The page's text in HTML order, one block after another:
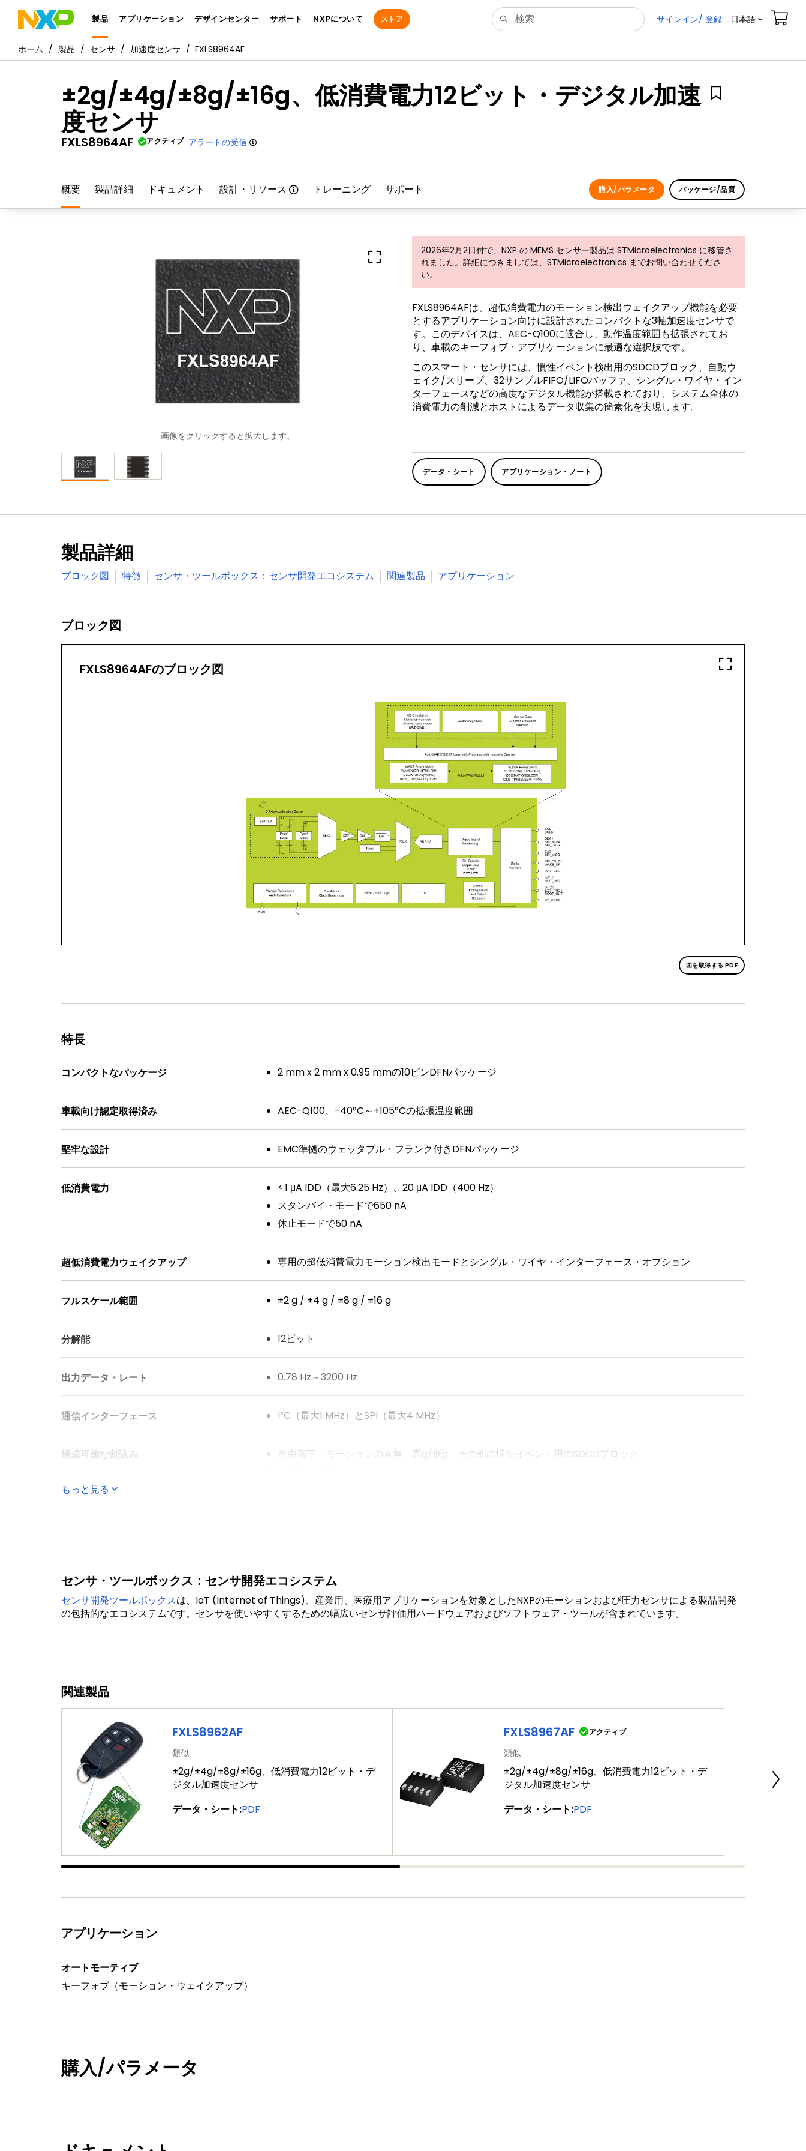
製品 アプリケーション デザインセンター サポート NXPについて ストア サインイン/ 登録 日本語
製品 センサ 加速度センサ FXLS8964AF
±2g/±4g/±8g/±16g、低消費電力12ビット・デジタル加速
度センサ
FXLS8964AF アクティブ アラートの受信
概要 製品詳細 ドキュメント 設計・リソース トレーニング サポート 購入/パラメータ パッケージ/品質
画像をクリックすると拡大します。
2026年2月2日付で、NXP の MEMS センサー製品は STMicroelectronics に移管さ
れました。詳細につきましては、STMicroelectronics までお問い合わせくださ
い。
FXLS8964AFは、超低消費電力のモーション検出ウェイクアップ機能を必要
とするアプリケーション向けに設計されたコンパクトな3軸加速度センサで
す。このデバイスは、AEC-Q100に適合し、動作温度範囲も拡張されてお
り、車載のキーフォブ・アプリケーションに最適な選択肢です。
このスマート・センサには、慣性イベント検出用のSDCDブロック、自動ウ
ェイク/スリープ、32サンプルFIFO/LIFOバッファ、シングル・ワイヤ・イン
ターフェースなどの高度なデジタル機能が搭載されており、システム全体の
消費電力の削減とホストによるデータ収集の簡素化を実現します。
データ・シート アプリケーション・ノート
製品詳細
ブロック図 特徴 センサ・ツールボックス：センサ開発エコシステム 関連製品 アプリケーション
ブロック図
FXLS8964AFのブロック図
図を取得する PDF
特長
コンパクトなパッケージ 2 mm x 2 mm x 0.95 mmの10ピンDFNパッケージ
車載向け認定取得済み AEC-Q100、-40°C～+105°Cの拡張温度範囲
堅牢な設計 EMC準拠のウェッタブル・フランク付きDFNパッケージ
低消費電力
≤ 1 μA IDD（最大6.25 Hz）、20 μA IDD（400 Hz）
スタンバイ・モードで650 nA
休止モードで50 nA
超低消費電力ウェイクアップ 専用の超低消費電力モーション検出モードとシングル・ワイヤ・インターフェース・オプション
フルスケール範囲 ±2 g / ±4 g / ±8 g / ±16 g
分解能 12ビット
出力データ・レート 0.78 Hz～3200 Hz
通信インターフェース I²C（最大1 MHz）とSPI（最大4 MHz）
構成可能な割込み
自由落下、モーションの有無、高g/低g、その他の慣性イベント用のSDCDブロック
ベクトル振幅
長期製品供給プログラム この製品は、お客様の組込み設計に使用される製品の安定供給を保証するNXP長期製品供給プログラムの対
象となっています。この製品は15年間のプログラムの対象です。
もっと見る
センサ・ツールボックス：センサ開発エコシステム
センサ開発ツールボックスは、IoT (Internet of Things)、産業用、医療用アプリケーションを対象としたNXPのモーションおよび圧力センサによる製品開発
の包括的なエコシステムです。センサを使いやすくするための幅広いセンサ評価用ハードウェアおよびソフトウェア・ツールが含まれています。
関連製品
FXLS8962AF
類似
±2g/±4g/±8g/±16g、低消費電力12ビット・デ
ジタル加速度センサ
データ・シート:PDF
FXLS8967AF アクティブ
類似
±2g/±4g/±8g/±16g、低消費電力12ビット・デ
ジタル加速度センサ
データ・シート:PDF
アプリケーション
オートモーティブ
キーフォブ（モーション・ウェイクアップ）
購入/パラメータ